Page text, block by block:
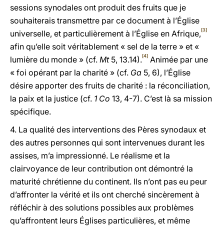
sessions synodales ont produit des fruits que je
souhaiterais transmettre par ce document à l’Église
universelle, et particulièrement à l’Église en Afrique,[3]
afin qu’elle soit véritablement « sel de la terre » et «
lumière du monde » (cf. Mt5, 13.14).[4] Animée par une
« foi opérant par la charité » (cf. Ga 5, 6), l’Église
désire apporter des fruits de charité : la réconciliation,
la paix et la justice (cf. 1 Co 13, 4-7). C’est là sa mission
spécifique.
4. La qualité des interventions des Pères synodaux et
des autres personnes qui sont intervenues durant les
assises, m’a impressionné. Le réalisme et la
clairvoyance de leur contribution ont démontré la
maturité chrétienne du continent. Ils n’ont pas eu peur
d’affronter la vérité et ils ont cherché sincèrement à
réfléchir à des solutions possibles aux problèmes
qu’affrontent leurs Églises particulières, et même